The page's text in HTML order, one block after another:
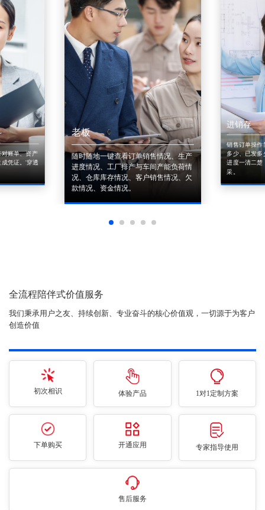
账单、资产
凭证。'穿透
老板
随时随地一键查看订单销售情况、生产
进度情况、工厂排产与车间产能负荷情
况、仓库库存情况、客户销售情况、欠
款情况、资金情况。
进销存
销售订单操作
多少、已发多
进度一清二楚
采。
全流程陪伴式价值服务
我们秉承用户之友、持续创新、专业奋斗的核心价值观，一切源于为客户
创造价值
初次相识 体验产品 1对1定制方案
下单购买 开通应用 专家指导使用
售后服务